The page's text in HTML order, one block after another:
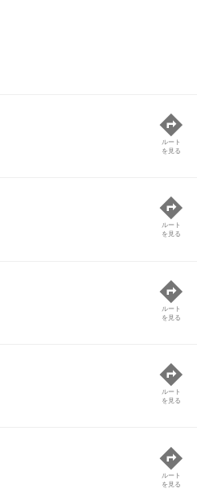
ルート
を見る
ルート
を見る
ルート
を見る
ルート
を見る
ルート
を見る